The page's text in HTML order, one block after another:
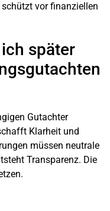
vor finanziellen
später
Gutachter
Klarheit und
müssen neutrale
Transparenz. Die